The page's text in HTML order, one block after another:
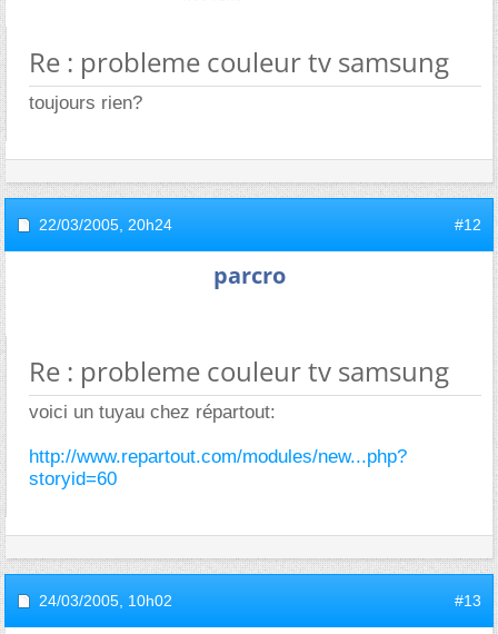
Re : probleme couleur tv samsung
toujours rien?
22/03/2005, 20h24 #12
parcro
Re : probleme couleur tv samsung
voici un tuyau chez répartout:
http://www.repartout.com/modules/new...php?
storyid=60
24/03/2005, 10h02 #13